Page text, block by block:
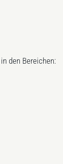
den Bereichen: